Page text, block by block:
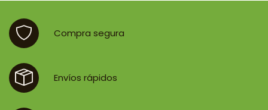
Compra segura
Envíos rápidos